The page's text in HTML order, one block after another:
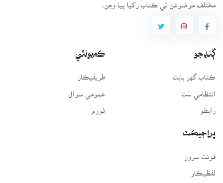
مختلف موضوعن تي ڪتاب رکيا پيا وڃن.
ڳنڍجو
ڪتاب گهر بابت
انتظامي سَٿ
رابطو
ڪميونٽي
طريقيڪار
عمومي سوال
فورم
پراجيڪٽ
لفظيڪار